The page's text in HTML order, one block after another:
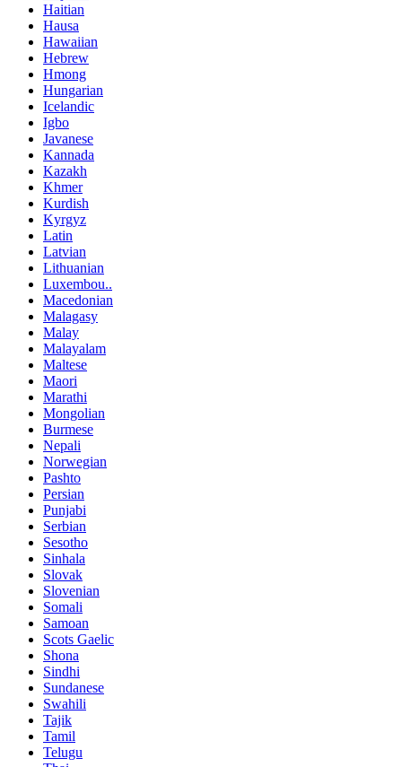
Haitian
Hausa
Hawaiian
Hebrew
Hmong
Hungarian
Icelandic
Igbo
Javanese
Kannada
Kazakh
Khmer
Kurdish
Kyrgyz
Latin
Latvian
Lithuanian
Luxembou..
Macedonian
Malagasy
Malay
Malayalam
Maltese
Maori
Marathi
Mongolian
Burmese
Nepali
Norwegian
Pashto
Persian
Punjabi
Serbian
Sesotho
Sinhala
Slovak
Slovenian
Somali
Samoan
Scots Gaelic
Shona
Sindhi
Sundanese
Swahili
Tajik
Tamil
Telugu